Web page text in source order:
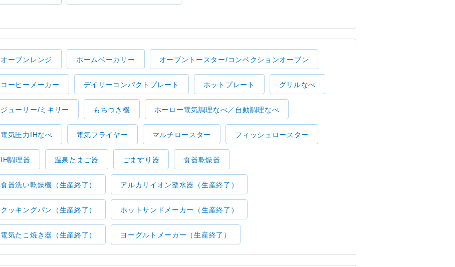
オーブンレンジ ホームベーカリー オーブントースター/コンベクションオーブン
コーヒーメーカー デイリーコンパクトプレート ホットプレート グリルなべ
ジューサー/ミキサー もちつき機 ホーロー電気調理なべ／自動調理なべ
電気圧力IHなべ 電気フライヤー マルチロースター フィッシュロースター
IH調理器 温泉たまご器 ごますり器 食器乾燥器
食器洗い乾燥機（生産終了） アルカリイオン整水器（生産終了）
クッキングパン（生産終了） ホットサンドメーカー（生産終了）
電気たこ焼き器（生産終了） ヨーグルトメーカー（生産終了）